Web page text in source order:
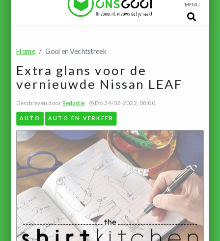
MENU
Home Gooi en Vechtstreek
Extra glans voor de
vernieuwde Nissan LEAF
Geschreven doorRedactie Do 24-02-2022, 08:00
AUTO AUTO EN VERKEER